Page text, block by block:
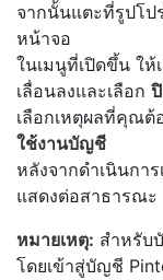
จากนั้นแตะที่รูปโ
หน้าจอ
ในเมนูที่เปิดขึ้น ให้
เลื่อนลงและเลือก
เลือกเหตุผลที่คุณต้
ใช้งานบัญชี
หลังจากดำเนินกา
แสดงต่อสาธารณะ
หมายเหตุ: สำหรับ
โดยเข้าสู่บัญชี